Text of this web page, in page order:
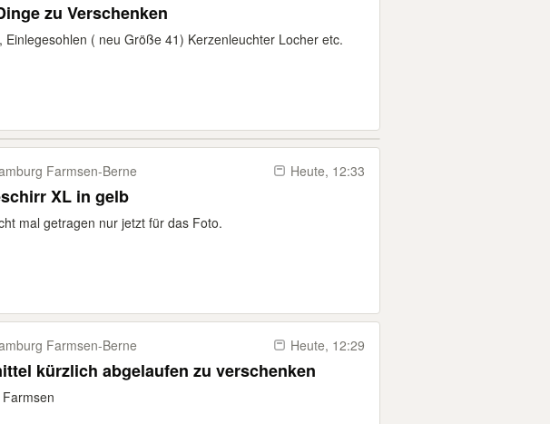
zu Verschenken
Einlegesohlen ( neu Größe 41) Kerzenleuchter Locher etc.
Farmsen-​Berne Heute, 12:33
XL in gelb
mal getragen nur jetzt für das Foto.
Farmsen-​Berne Heute, 12:29
kürzlich abgelaufen zu verschenken